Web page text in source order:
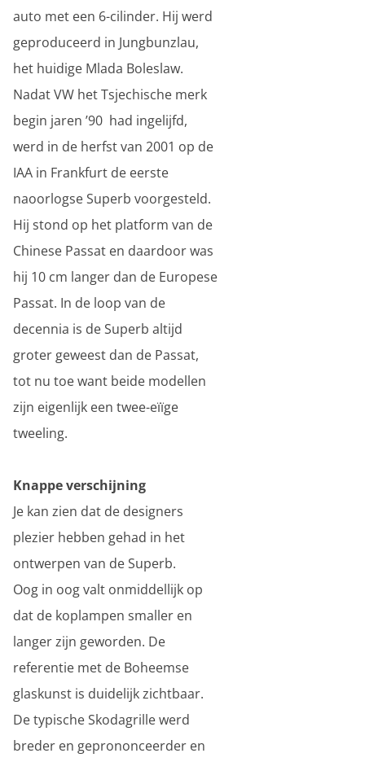
auto met een 6-cilinder. Hij werd
geproduceerd in Jungbunzlau,
het huidige Mlada Boleslaw.
Nadat VW het Tsjechische merk
begin jaren ’90 had ingelijfd,
werd in de herfst van 2001 op de
IAA in Frankfurt de eerste
naoorlogse Superb voorgesteld.
Hij stond op het platform van de
Chinese Passat en daardoor was
hij 10 cm langer dan de Europese
Passat. In de loop van de
decennia is de Superb altijd
groter geweest dan de Passat,
tot nu toe want beide modellen
zijn eigenlijk een twee-eïïge
tweeling.
Knappe verschijning
Je kan zien dat de designers
plezier hebben gehad in het
ontwerpen van de Superb.
Oog in oog valt onmiddellijk op
dat de koplampen smaller en
langer zijn geworden. De
referentie met de Boheemse
glaskunst is duidelijk zichtbaar.
De typische Skodagrille werd
breder en geprononceerder en